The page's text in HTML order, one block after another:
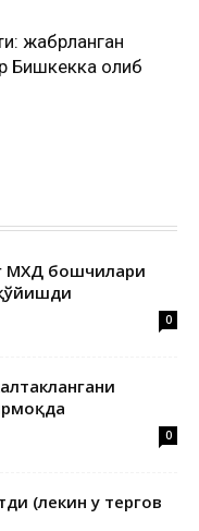
жабрланган
Бишкекка олиб
МХДҚ бошчилари
0
0
(лекин у тергов